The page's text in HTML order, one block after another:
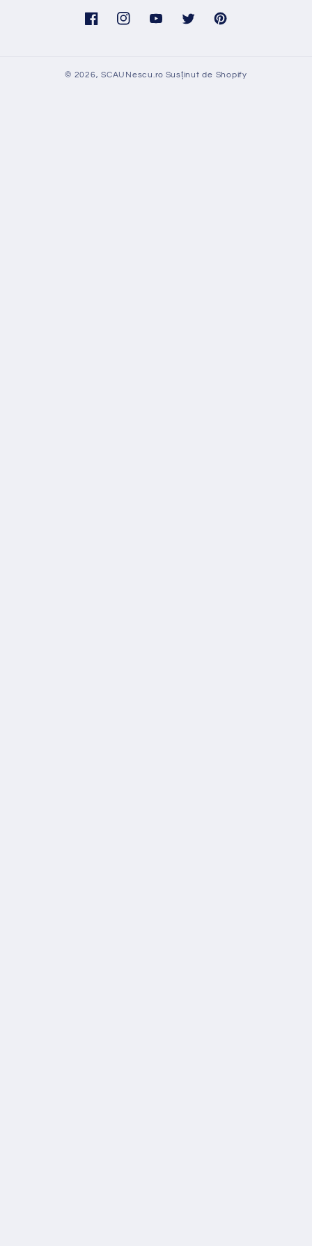
FacebookInstagramYouTubeTwitter Pinterest
© 2026,SCAUNescu.ro Susținut de Shopify